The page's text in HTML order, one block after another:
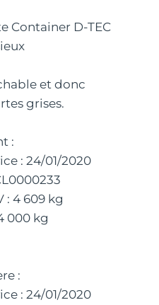
Container D-TEC
et donc
grises.
:
: 24/01/2020
: 4 609 kg
000 kg
:
: 24/01/2020